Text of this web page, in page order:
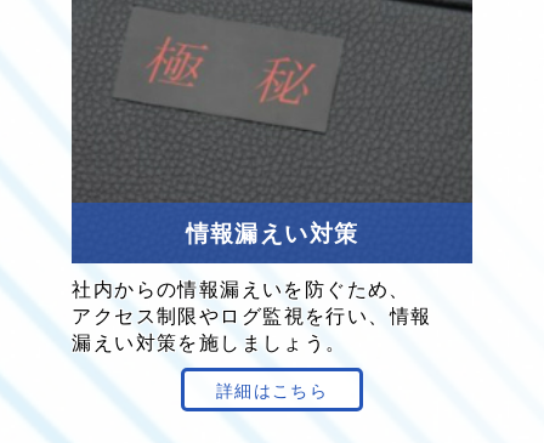
情報漏えい対策
社内からの情報漏えいを防ぐため、
アクセス制限やログ監視を行い、情報
漏えい対策を施し ましょう。
詳細はこちら